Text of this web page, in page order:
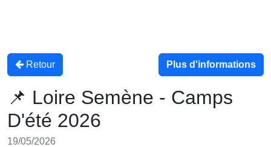
Retour Plus d'informations
📌 Loire Semène - Camps
D'été 2026
19/05/2026